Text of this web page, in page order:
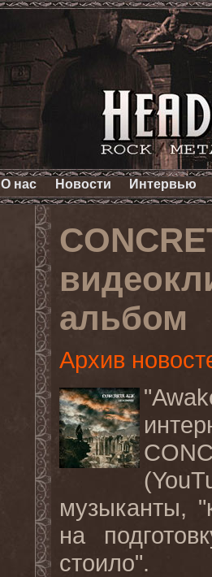
О нас Новости Интервью
альбом
Архив
музыканты,
на
стоило".